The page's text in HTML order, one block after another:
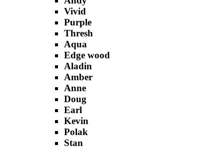
Vivid
Purple
Thresh
Aqua
Edge wood
Aladin
Amber
Anne
Doug
Earl
Kevin
Polak
Stan